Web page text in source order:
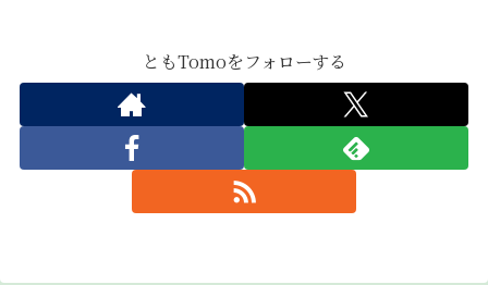
ともTomoをフォローする